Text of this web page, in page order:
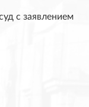
с заявлением